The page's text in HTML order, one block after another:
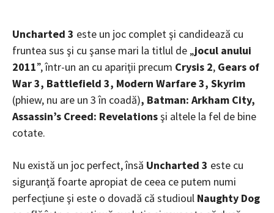
Uncharted 3 este un joc complet şi candidează cu
fruntea sus şi cu şanse mari la titlul de „jocul anului
2011”, într-un an cu apariţii precum Crysis 2, Gears of
War 3, Battlefield 3, Modern Warfare 3, Skyrim
(phiew, nu are un 3 în coadă), Batman: Arkham City,
Assassin’s Creed: Revelationsşi altele la fel de bine
cotate.
Nu există un joc perfect, însă Uncharted 3 este cu
siguranţă foarte apropiat de ceea ce putem numi
perfecţiune şi este o dovadă că studioul Naughty Dog